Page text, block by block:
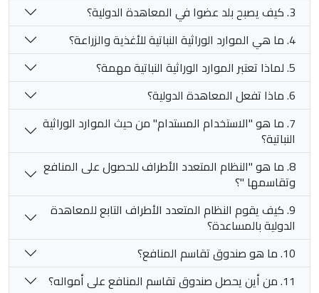
3. كيف يصبح بلد عضوا في المعاهدة الدولية؟
4. ما هي الموارد الوراثية النباتية للأغذية والزراعة؟
5. لماذا تعتبر الموارد الوراثية النباتية مهمة؟
6. ماذا تفعل المعاهدة الدولية؟
7. ما هو "الاستخدام المستدام" من حيث الموارد الوراثية
النباتية؟
8. ما هو "النظام المتعدد الأطراف للحصول على المنافع
وتقاسمها "؟
9. كيف يقوم النظام المتعدد الأطراف التابع للمعاهدة
الدولية بالمساعدة؟
10. ما هو صندوق تقاسم المنافع؟
11. من أين يحصل صندوق تقاسم المنافع على أمواله؟